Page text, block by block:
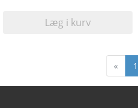
Læg i kurv
« 1